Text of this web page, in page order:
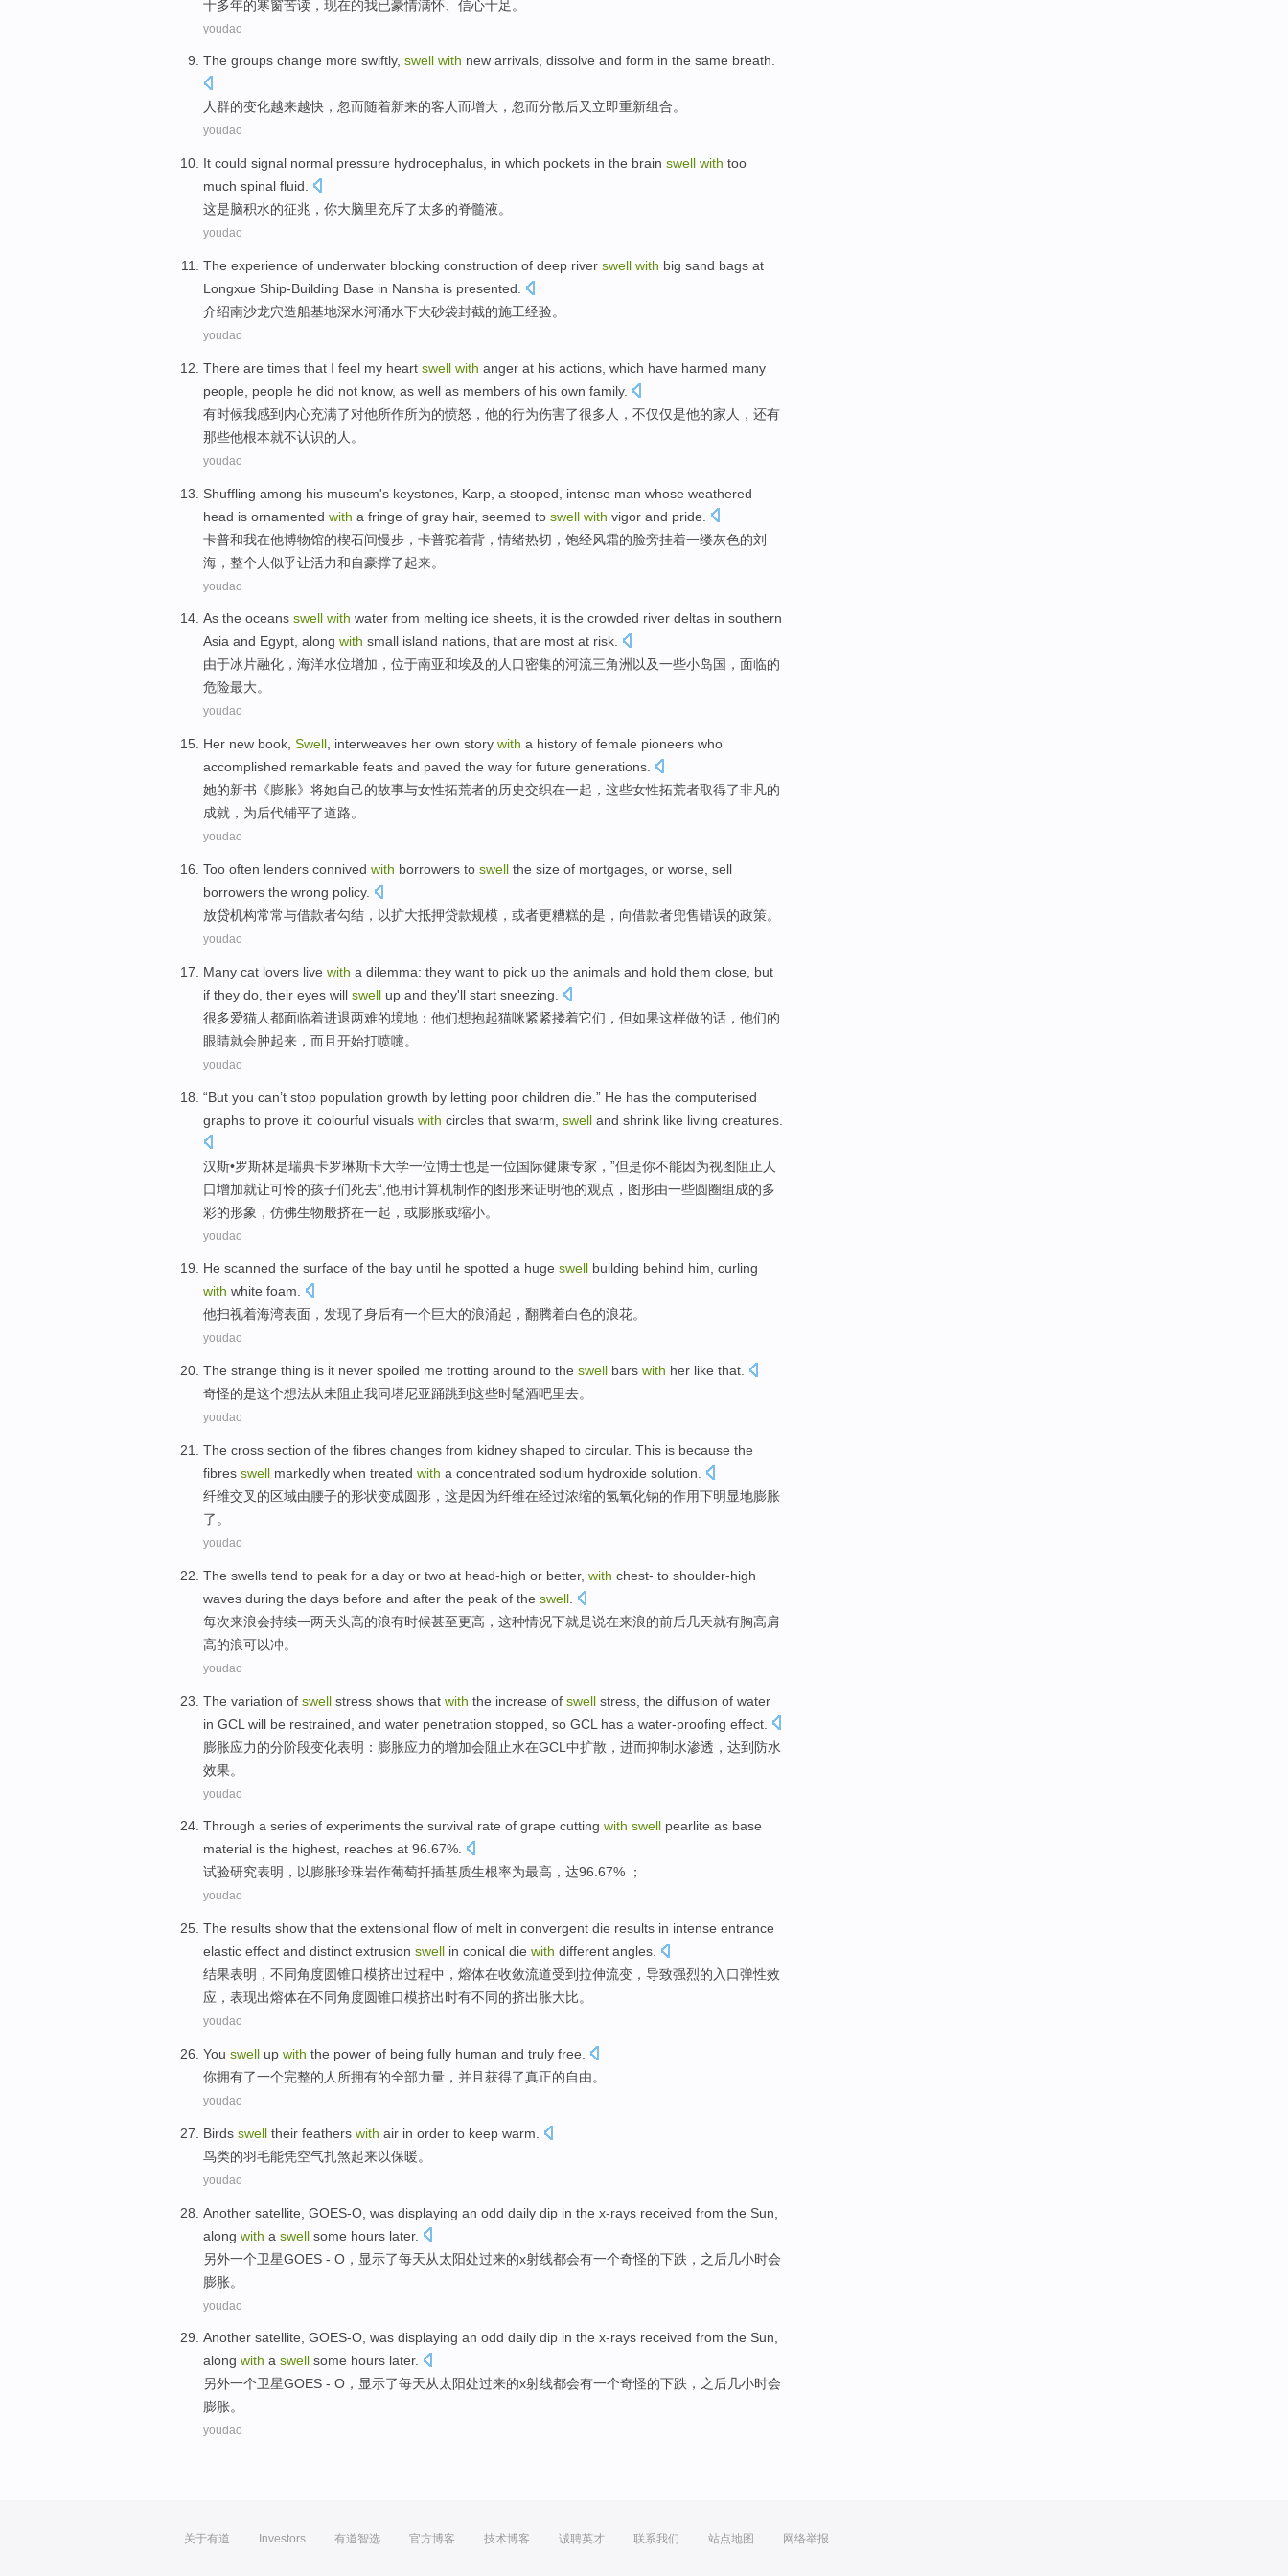
十多年的寒窗苦读， 现在的我已豪情满怀 、信心十足。
youdao
The groups change more swiftly, swell with new arrivals, dissolve and form in the same breath.
人群的变化越来越快 ，忽而随着新来的客人而增大 ，忽而分散后又立即重新组合。
youdao
It could signal normal pressure hydrocephalus , in which pockets in the brain swell with too
much spinal fluid
这是脑积水的征兆，你大脑里充斥了太多的脊髓液。
youdao
The experience of underwater blocking construction of deep river swell with big sand bags at
Longxue Ship-Building Base in Nansha is presented
介绍南沙龙穴造船基地深水河涌水下大砂袋封截的施工经验。
youdao
There are times that I feel my heart swell with anger at his actions , which have harmed many
people , people he did not know, as well as members of his own family.
有时候我感到 内心充满了对他所作所为的愤怒 ，他的行为伤害了很多 人 ，不仅仅是他的家人 ， 还有
那些他根本就不认识的人。
youdao
Shuffling among his museum's keystones Karp , a stooped intense man whose weathered
head is ornamented with a fringe of gray hair, seemed to swell with vigor and pride
卡普和我在他博物馆的楔石间慢步 ，卡普驼着背，情绪热切 ， 饱经风霜的脸旁挂着一缕灰色的刘
海 ，整个人似乎让活力和自豪撑了起来。
youdao
As the oceans swell with water from melting ice sheets, it is the crowded river deltas in southern
Asia and Egypt, along with small island nations, that are most at risk.
由于冰片融化 ， 海洋水位增加，位于南亚和埃及的人口密集的河流三角洲 以及一些小岛国 ，面临的
危险最大。
youdao
Her new book Swell interweaves her own story with a history of female pioneers who
accomplished remarkable feats and paved the way for future generations
她的新书 《膨胀》将她自己的故事与女性拓荒者的历史交织在一起，这些女性拓荒者取得了非凡的
成就 ， 为后代铺平了道路。
youdao
Too often lenders connived with borrowers to swell the size of mortgages or worse , sell
borrowers the wrong policy.
放贷机构常常与借款者勾结 ， 以扩大抵押贷款规模 ， 或者更糟糕的是，向借款者兜售错误的政策。
youdao
Many cat lovers live with a dilemma: they want to pick up the animals and hold them close, but
if they do their eyes will swell up and they'll start sneezing
很多爱猫人都面临着进退两难的境地： 他们想抱起猫咪紧紧搂着它们 ， 但如果这样做的话， 他们的
眼睛就会肿起来，而且开始打喷嚏。
youdao
“But you can’t stop population growth by letting poor children die .” He has the computerised
graphs to prove it: colourful visuals with circles that swarm, swell and shrink like living creatures
汉斯•罗斯林是瑞典卡罗琳斯卡大学一位博士也是一位国际健康专家，”但是你不能因为视图阻止 人
口增加就让可怜的孩子们死去“,他用计算机制作的图形来证明他的观点，图形由一些圆圈组成的多
彩的形象，仿佛生物般挤在一起 ，或膨胀或缩小。
youdao
He scanned the surface of the bay until he spotted a huge swell building behind him, curling
with white foam.
他扫视着海湾表面 ， 发现了身后有一个巨大的浪涌起， 翻腾着白色的浪花。
youdao
The strange thing is it never spoiled me trotting around to the swell bars with her like that.
奇怪的是这个想法从未阻止我同塔尼亚踊跳到这些时髦酒吧里去。
youdao
The cross section of the fibres changes from kidney shaped to circular. This is because the
fibres swell markedly when treated with a concentrated sodium hydroxide solution
纤维交叉 的区域由腰子的形状变成圆形 ， 这是因为纤维在经过浓缩的氢氧化钠的作用下明显地膨胀
了 。
youdao
The swells tend to peak for a day or two at head-high or better, with chest- to shoulder-high
waves during the days before and after the peak of the swell
每次来浪会持续一两天头高的浪有时候甚至更高 ，这种情况下就是说在来浪的前后几天就有胸高肩
高的浪可以冲。
youdao
The variation of swell stress shows that with the increase of swell stress, the diffusion of water
in GCL will be restrained , and water penetration stopped, so GCL has a water-proofing effect
膨胀应力的分阶段变化表明 ：膨胀应力的增加会阻止水在GCL 中扩散 ，进而抑制水渗透 ， 达到防水
效果。
youdao
Through a series of experiments the survival rate of grape cutting with swell pearlite as base
material is the highest, reaches at 96.67%.
试验研究表明， 以膨胀珍珠岩作葡萄扦插基质生根率为最高 ，达96.67% ；
youdao
The results show that the extensional flow of melt in convergent die results in intense entrance
elastic effect and distinct extrusion swell in conical die with different angles
结果表明 ， 不同角度圆锥口模挤出过程中， 熔体在收敛流道受到拉伸流变， 导致强烈的 入口弹性效
应 ，表现出熔体在不同角度圆锥口模挤出时有不同的挤出 胀大比。
youdao
You swell up with the power of being fully human and truly free
你拥有了一个完整的 人 所拥有的全部力量 ， 并且 获得了真正的自由。
youdao
Birds swell their feathers with air in order to keep warm
鸟类的羽毛能凭空气扎煞起来以保暖。
youdao
Another satellite GOES-O , was displaying an odd daily dip in the x-rays received from the Sun
along with a swell some hours later.
另外一个卫星GOES - O， 显示了每天从太阳处过来的x射线都会有一个奇怪的下跌， 之后几小时会
膨胀。
youdao
Another satellite, GOES-O, was displaying an odd daily dip in the x-rays received from the Sun,
along with a swell some hours later.
另外一个卫星GOES - O， 显示了每天从太阳处过来的x射线都会有一个奇怪的下跌， 之后几小时会
膨胀。
youdao
关于有道 Investors 有道智选 官方博客 技术博客 诚聘英才 联系我们 站点地图 网络举报